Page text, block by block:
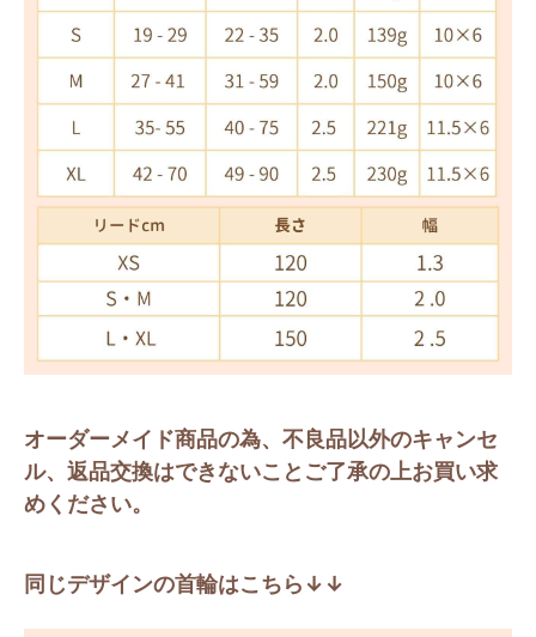
オーダーメイド商品の為、不良品以外のキャンセ
ル、返品交換はできないことご了承の上お買い求
めください。
同じデザインの首輪はこちら↓↓